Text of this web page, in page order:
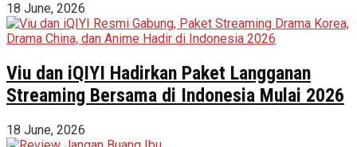
18 June, 2026
Viu dan iQIYI Hadirkan Paket Langganan
Streaming Bersama di Indonesia Mulai 2026
18 June, 2026